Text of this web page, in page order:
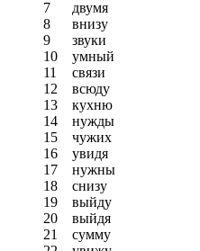
7
двумя
8
внизу
9
звуки
10
умный
11
связи
12
всюду
13
кухню
14
нужды
15
чужих
16
увидя
17
нужны
18
снизу
19
выйду
20
выйдя
21
сумму